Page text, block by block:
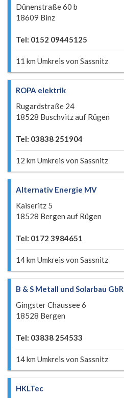
Dünenstraße 60 b
18609 Binz
Tel: 0152 09445125
11 km Umkreis von Sassnitz
ROPA elektrik
Rugardstraße 24
18528 Buschvitz auf Rügen
Tel: 03838 251904
12 km Umkreis von Sassnitz
Alternativ Energie MV
Kaiseritz 5
18528 Bergen auf Rügen
Tel: 0172 3984651
14 km Umkreis von Sassnitz
B & S Metall und Solarbau GbR
Gingster Chaussee 6
18528 Bergen
Tel: 03838 254533
14 km Umkreis von Sassnitz
HKLTec